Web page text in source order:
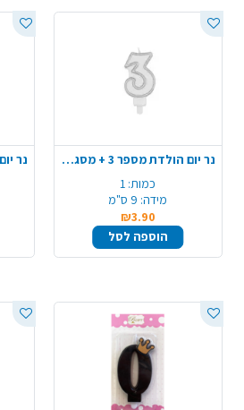
נר יום הולדת מספר 3 + מסגרת - כסף
כמות: 1
מידה: 9 ס"מ
₪3.90
הוספה לסל